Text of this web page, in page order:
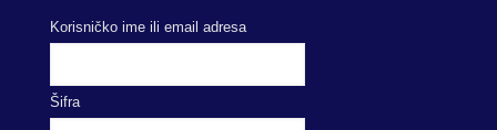
Korisničko ime ili email adresa
Šifra